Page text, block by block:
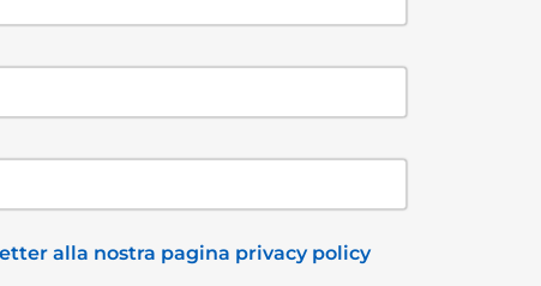
alla nostra pagina privacy policy